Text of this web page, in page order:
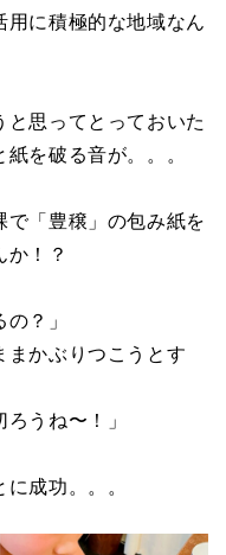
用に積極的な地域なん
思ってとっておいた
を破る音が。。。
で「豊穣」の包み紙を
か！？
？」
まかぶりつこうとす
うね〜！」
成功。。。